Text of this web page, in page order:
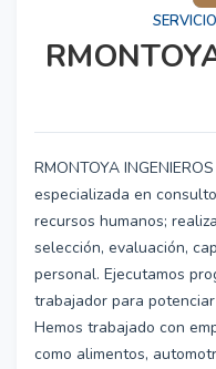
RMONTOYA
especializada en
recursos humanos;
selección, evaluación,
personal. Ejecutamos
trabajador para
Hemos trabajado con
como alimentos,